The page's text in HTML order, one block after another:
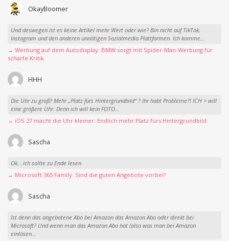
OkayBoomer
Und deswegen ist es keine Artikel mehr Wert oder wie? Bin nicht auf TikTok,
Instagram und den anderen unnötigen Sozialmedia Plattformen. Ich komme...
→ Werbung auf dem Autodisplay: BMW sorgt mit Spider-Man-Werbung für
scharfe Kritik
HHH
Die Uhr zu groß? Mehr „Platz fürs Hintergrundbild“ ? Ihr habt Probleme?! ICH > will
eine größere Uhr. Denn ich will kein FOTO...
→ iOS 27 macht die Uhr kleiner: Endlich mehr Platz fürs Hintergrundbild
Sascha
Ok… ich sollte zu Ende lesen
→ Microsoft 365 Family: Sind die guten Angebote vorbei?
Sascha
Ist denn das angebotene Abo bei Amazon das Amazon Abo oder direkt bei
Microsoft? Und wenn man das Amazon Abo hat (also was man bei Amazon
einlösen...